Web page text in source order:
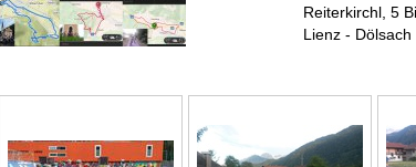
Reiterkirchl, 5
Lienz -